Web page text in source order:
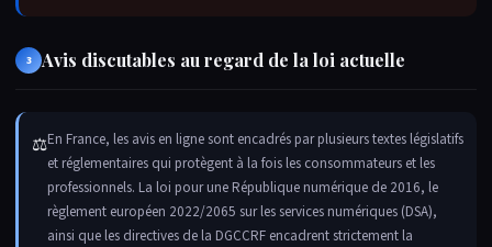
3 Avis discutables au regard de la loi actuelle
⚖En France, les avis en ligne sont encadrés par plusieurs textes législatifs
et réglementaires qui protègent à la fois les consommateurs et les
professionnels. La loi pour une République numérique de 2016, le
règlement européen 2022/2065 sur les services numériques (DSA),
ainsi que les directives de la DGCCRF encadrent strictement la